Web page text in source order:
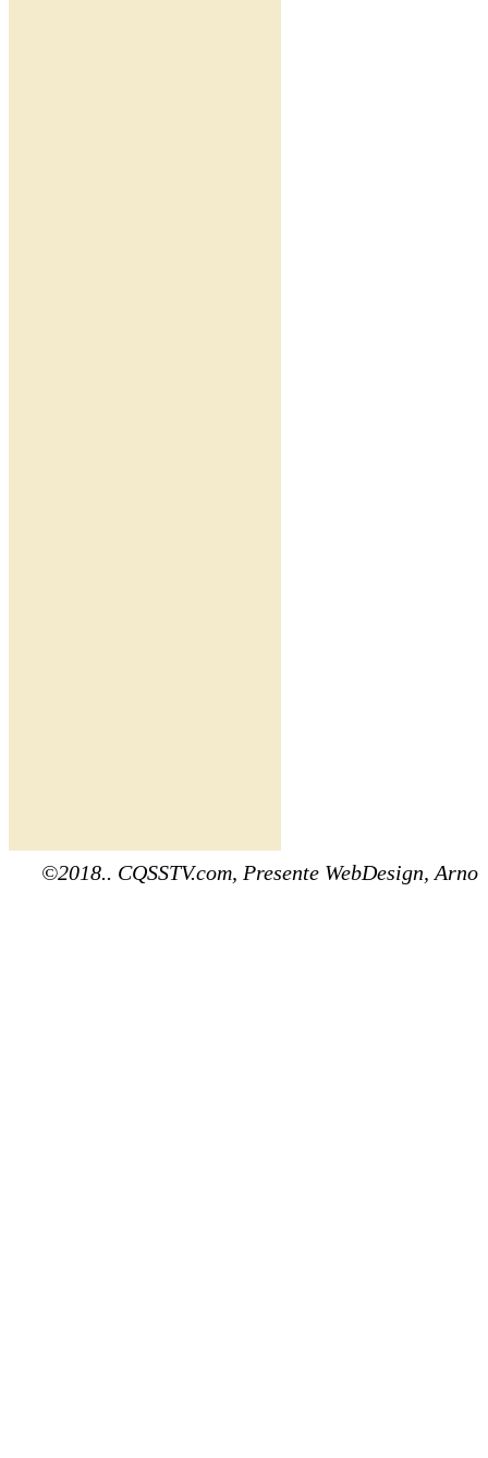
©2018.. CQSSTV.com, Presente WebDesign, Arno